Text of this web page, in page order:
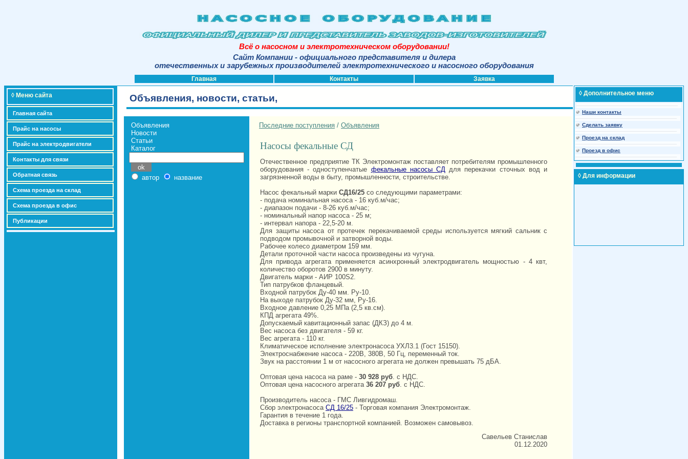
Всё о насосном и электротехническом оборудовании!
Сайт Компании - официального представителя и дилера
отечественных и зарубежных производителей электротехнического и насосного оборудования
Главная Контакты Заявка
◊ Меню сайта
Главная сайта
Прайс на насосы
Прайс на электродвигатели
Контакты для связи
Обратная связь
Схема проезда на склад
Схема проезда в офис
Публикации
Объявления, новости, статьи,
Объявления
Новости
Статьи
Каталог
автор название
Последние поступления / Объявления
Насосы фекальные СД
Отечественное предприятие ТК Электромонтаж поставляет потребителям промышленного
оборудования - одноступенчатые фекальные насосы СД для перекачки сточных вод и
загрязненной воды в быту, промышленности, строительстве.
Насос фекальный марки СД16/25 со следующими параметрами:
- подача номинальная насоса - 16 куб.м/час;
- диапазон подачи - 8-26 куб.м/час;
- номинальный напор насоса - 25 м;
- интервал напора - 22,5-20 м.
Для защиты насоса от протечек перекачиваемой среды используется мягкий сальник с
подводом промывочной и затворной воды.
Рабочее колесо диаметром 159 мм.
Детали проточной части насоса произведены из чугуна.
Для привода агрегата применяется асинхронный электродвигатель мощностью - 4 квт,
количество оборотов 2900 в минуту.
Двигатель марки - АИР 100S2.
Тип патрубков фланцевый.
Входной патрубок Ду-40 мм. Ру-10.
На выходе патрубок Ду-32 мм, Ру-16.
Входное давление 0,25 МПа (2,5 кв.см).
КПД агрегата 49%.
Допускаемый кавитационный запас (ДКЗ) до 4 м.
Вес насоса без двигателя - 59 кг.
Вес агрегата - 110 кг.
Климатическое исполнение электронасоса УХЛ3.1 (Гост 15150).
Электроснабжение насоса - 220В, 380В, 50 Гц, переменный ток.
Звук на расстоянии 1 м от насосного агрегата не должен превышать 75 дБА.
Оптовая цена насоса на раме - 30 928 руб. c НДС.
Оптовая цена насосного агрегата 36 207 руб. c НДС.
Производитель насоса - ГМС Ливгидромаш.
Сбор электронасоса СД 16/25 - Торговая компания Электромонтаж.
Гарантия в течение 1 года.
Доставка в регионы транспортной компанией. Возможен самовывоз.
Савельев Станислав
01.12.2020
◊ Дополнительное меню
Наши контакты
Сделать заявку
Проезд на склад
Проезд в офис
◊ Для информации